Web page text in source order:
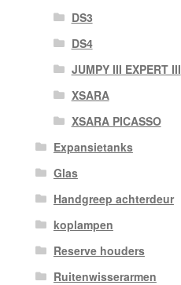
DS3
DS4
JUMPY III EXPERT III
XSARA
XSARA PICASSO
Expansietanks
Glas
Handgreep achterdeur
koplampen
Reserve houders
Ruitenwisserarmen